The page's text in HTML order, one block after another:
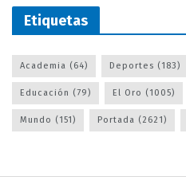
Etiquetas
Academia (64) Deportes (183)
Educación (79) El Oro (1005)
Mundo (151) Portada (2621)